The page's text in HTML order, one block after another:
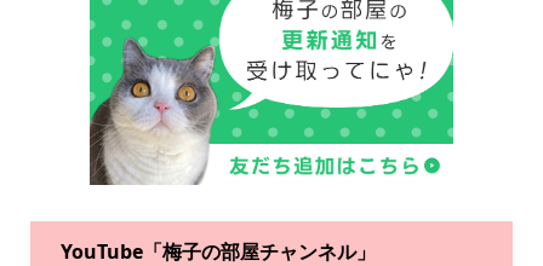
YouTube「梅子の部屋チャンネル」